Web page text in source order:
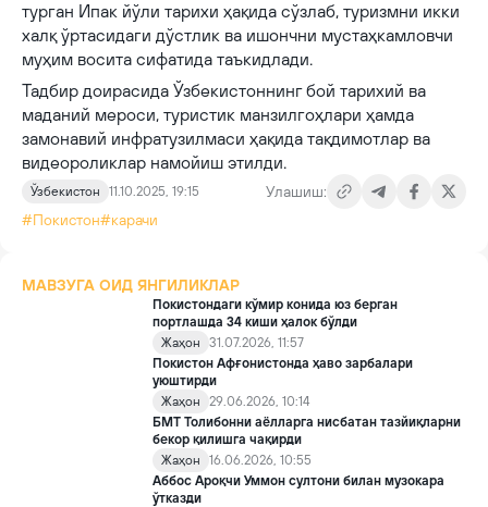
турган Ипак йўли тарихи ҳақида сўзлаб, туризмни икки
халқ ўртасидаги дўстлик ва ишончни мустаҳкамловчи
муҳим восита сифатида таъкидлади.
Тадбир доирасида Ўзбекистоннинг бой тарихий ва
маданий мероси, туристик манзилгоҳлари ҳамда
замонавий инфратузилмаси ҳақида тақдимотлар ва
видеороликлар намойиш этилди.
Ўзбекистон 11.10.2025, 19:15
Улашиш:
#Покистон#карачи
МАВЗУГА ОИД ЯНГИЛИКЛАР
Покистондаги кўмир конида юз берган
портлашда 34 киши ҳалок бўлди
Жаҳон
31.07.2026, 11:57
Покистон Афғонистонда ҳаво зарбалари
уюштирди
Жаҳон
29.06.2026, 10:14
БМТ Толибонни аёлларга нисбатан тазйиқларни
бекор қилишга чақирди
Жаҳон
16.06.2026, 10:55
Аббос Ароқчи Уммон султони билан музокара
ўтказди